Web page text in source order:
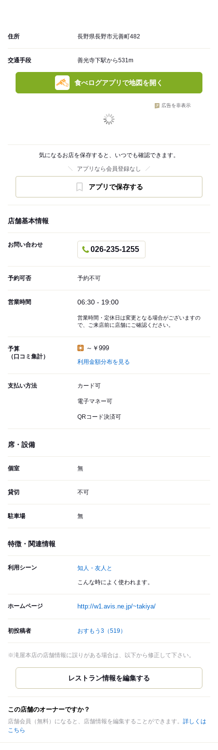
住所 長野県長野市元善町482
交通手段 善光寺下駅から531m
食べログアプリで地図を開く
広告を非表示
気になるお店を保存すると、いつでも確認できます。
アプリなら会員登録なし
アプリで保存する
店舗基本情報
お問い合わせ
026-235-1255
予約可否 予約不可
営業時間 06:30 - 19:00
営業時間・定休日は変更となる場合がございますの
で、ご来店前に店舗にご確認ください。
予算
（口コミ集計）
～￥999
利用金額分布を見る
支払い方法 カード可
電子マネー可
QRコード決済可
席・設備
個室 無
貸切 不可
駐車場 無
特徴・関連情報
利用シーン 知人・友人と
こんな時によく使われます。
ホームページ http://w1.avis.ne.jp/~takiya/
初投稿者 おすもう3 （519）
※滝屋本店の店舗情報に誤りがある場合は、以下から修正して下さい。
この店舗のオーナーですか？
店舗会員（無料）になると、店舗情報を編集することができます。 詳しくは
こちら